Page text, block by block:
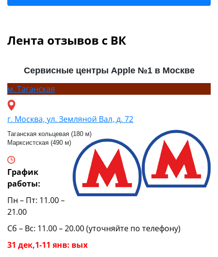
Лента отзывов с ВК
Сервисные центры Apple №1 в Москве
м. Таганская
г. Москва, ул. Земляной Вал, д. 72
Таганская кольцевая (180 м)
Марксистская (490 м)
График
работы:
Пн – Пт: 11.00 –
21.00
Сб – Вс: 11.00 – 20.00 (уточняйте по телефону)
31 дек,1-11 янв: вых